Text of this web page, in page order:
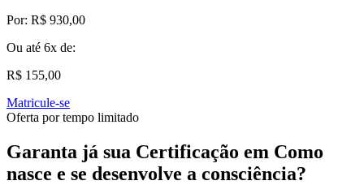
Por: R$ 930,00
Ou até 6x de:
R$ 155,00
Matricule-se
Oferta por tempo limitado
Garanta já sua Certificação em Como
nasce e se desenvolve a consciência?